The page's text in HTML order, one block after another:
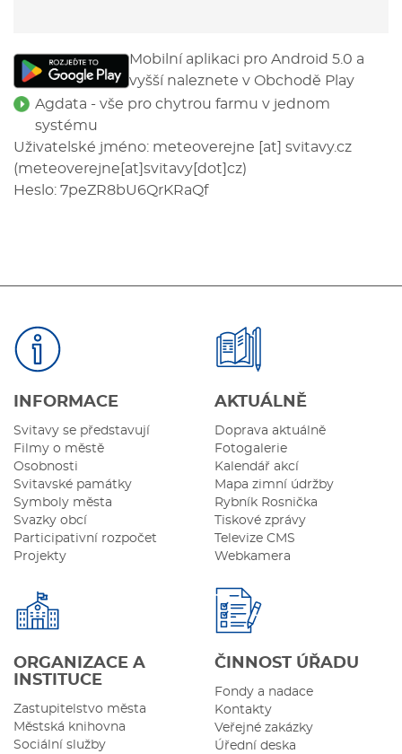
Mobilní aplikaci pro Android 5.0 a
vyšší naleznete v Obchodě Play
Agdata - vše pro chytrou farmu v jednom
systému
Uživatelské jméno: meteoverejne [at] svitavy.cz
(meteoverejne[at]svitavy[dot]cz)
Heslo: 7peZR8bU6QrKRaQf
INFORMACE
Svitavy se představují
Filmy o městě
Osobnosti
Svitavské památky
Symboly města
Svazky obcí
Participativní rozpočet
Projekty
AKTUÁLNĚ
Doprava aktuálně
Fotogalerie
Kalendář akcí
Mapa zimní údržby
Rybník Rosnička
Tiskové zprávy
Televize CMS
Webkamera
ORGANIZACE A
INSTITUCE
Zastupitelstvo města
Městská knihovna
Sociální služby
ČINNOST ÚŘADU
Fondy a nadace
Kontakty
Veřejné zakázky
Úřední deska